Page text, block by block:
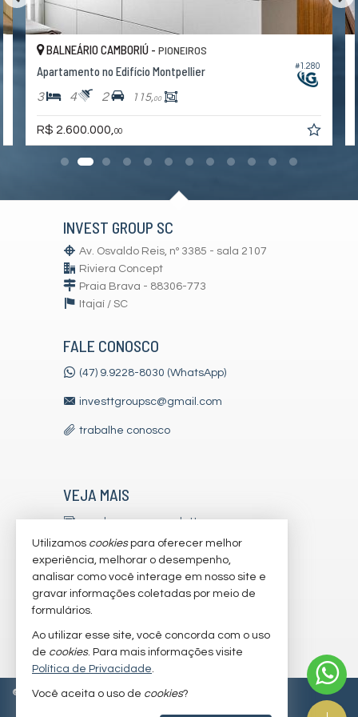
Área de Serviço
Living
Sacada com Churrasqueira
Sala
Cozinha
Cozinha Americana
Espaço Gourmet
Lavabo
Suíte Master
Demi-Suíte
Sala de Jogos
Espaço Gourmet
Espaço Fitness
Portaria 24h
Medidores Individuais
Piscina Infantil
Câmeras de Segurança
Espaço Zen
Entrada para Banhistas
Acessibilidade para PNE
Hidromassagem
#1.280
BALNEÁRIO CAMBORIÚ - PIONEIROS
Apartamento no Edifício Montpellier
3 4 2 115,00
R$ 2.600.000, 00
INVEST GROUP SC
Av. Osvaldo Reis, nº 3385 - sala 2107
Riviera Concept
Praia Brava - 88306-773
Itajaí / SC
FALE CONOSCO
(47) 9.9228-8030 (WhatsApp)
investtgroupsc@gmail.com
trabalhe conosco
VEJA MAIS
receba nosso newsletter
indicadores financeiros
cadastre seu imóvel
imóveis favoritos
mapa de imóveis
© 2026 CRECI/SC 7179-J Política de Privacidade
Utilizamos cookiespara oferecer melhor
experiência, melhorar o desempenho,
analisar como você interage em nosso site e
gravar informações coletadas por meio de
formulários.
Ao utilizar esse site, você concorda com o uso
de cookies. Para mais informações visite
Política de Privacidade.
Você aceita o uso de cookies?